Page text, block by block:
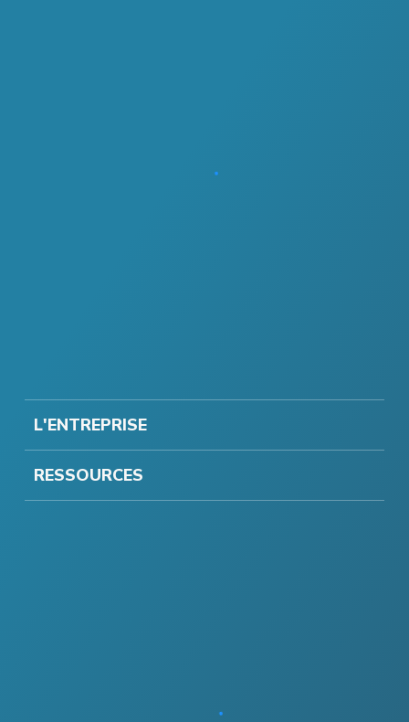
L'ENTREPRISE
RESSOURCES